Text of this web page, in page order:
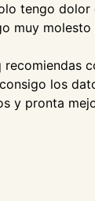
tengo dolor
muy
los
y pronta